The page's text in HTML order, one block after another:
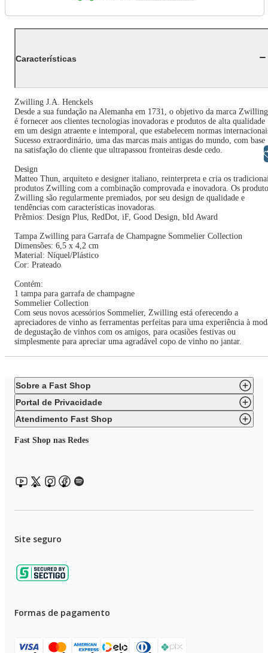
Características
Zwilling J.A. Henckels
Desde a sua fundação na Alemanha em 1731, o objetivo da marca Zwilling
é fornecer aos clientes tecnologias inovadoras e produtos de alta qualidade
em um design atraente e intemporal, que estabelecem normas
Sucesso extraordinário, uma das marcas mais antigas do mundo, com base
na satisfação do cliente que ultrapassou fronteiras desde cedo.
Design
Matteo Thun, arquiteto e designer italiano, reinterpreta e cria os
produtos Zwilling com a combinação comprovada e inovadora. Os
Zwilling são regularmente premiados, por seu design de qualidade e
tendências com características inovadoras.
Prêmios: Design Plus, RedDot, iF, Good Design, bId Award
Tampa Zwilling para Garrafa de Champagne Sommelier Collection
Dimensões: 6,5 x 4,2 cm
Material: Níquel/Plástico
Cor: Prateado
Contém:
1 tampa para garrafa de champagne
Sommelier Collection
Com seus novos acessórios Sommelier, Zwilling está oferecendo a
apreciadores de vinho as ferramentas perfeitas para uma experiência à
de degustação de vinhos com os amigos, para ocasiões festivas ou
simplesmente para apreciar uma agradável copo de vinho no jantar.
Sobre a Fast Shop
Portal de Privacidade
Atendimento Fast Shop
Fast Shop nas Redes
Site seguro
Formas de pagamento
Libras